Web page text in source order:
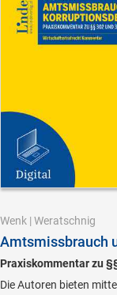
Wenk | Weratschnig
Amtsmissbrauch
Praxiskommentar zu
Die Autoren bieten